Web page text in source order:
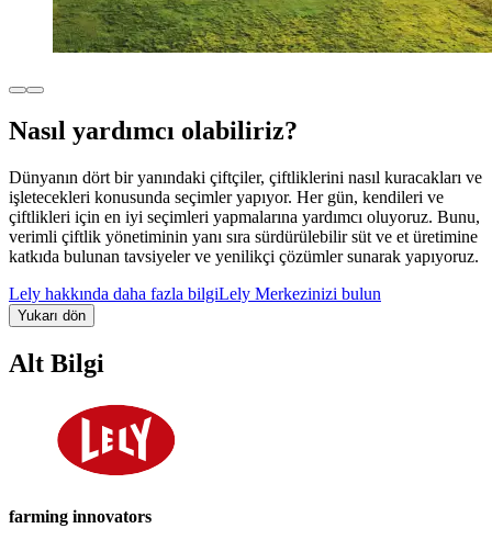
Nasıl yardımcı olabiliriz?
Dünyanın dört bir yanındaki çiftçiler, çiftliklerini nasıl kuracakları ve
işletecekleri konusunda seçimler yapıyor. Her gün, kendileri ve
çiftlikleri için en iyi seçimleri yapmalarına yardımcı oluyoruz. Bunu,
verimli çiftlik yönetiminin yanı sıra sürdürülebilir süt ve et üretimine
katkıda bulunan tavsiyeler ve yenilikçi çözümler sunarak yapıyoruz.
Lely hakkında daha fazla bilgiLely Merkezinizi bulun
Yukarı dön
Alt Bilgi
farming innovators